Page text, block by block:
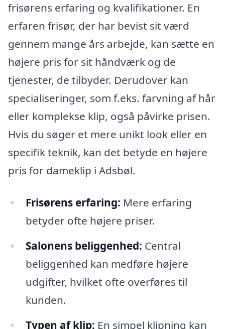
frisørens erfaring og kvalifikationer. En
erfaren frisør, der har bevist sit værd
gennem mange års arbejde, kan sætte en
højere pris for sit håndværk og de
tjenester, de tilbyder. Derudover kan
specialiseringer, som f.eks. farvning af hår
eller komplekse klip, også påvirke prisen.
Hvis du søger et mere unikt look eller en
specifik teknik, kan det betyde en højere
pris for dameklip i Adsbøl.
Frisørens erfaring: Mere erfaring
betyder ofte højere priser.
Salonens beliggenhed: Central
beliggenhed kan medføre højere
udgifter, hvilket ofte overføres til
kunden.
Typen af klip: En simpel klipning kan